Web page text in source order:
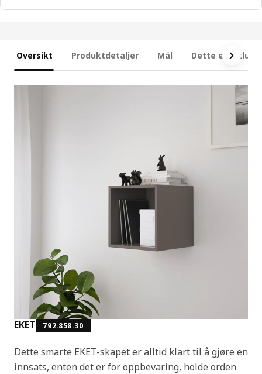
Oversikt Produktdetaljer Mål Dette er
EKET 792.858.30
Dette smarte EKET-skapet er alltid klart til å gjøre en
innsats, enten det er for oppbevaring, holde orden